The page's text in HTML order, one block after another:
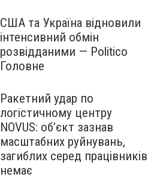
США та Україна відновили
інтенсивний обмін
розвідданими — Politico
Головне
Ракетний удар по
логістичному центру
NOVUS: об’єкт зазнав
масштабних руйнувань,
загиблих серед працівників
немає